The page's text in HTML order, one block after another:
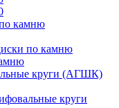
камню
по камню
круги (АГШК)
круги